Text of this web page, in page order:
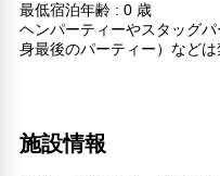
最低宿泊年齢 : 0 歳
ヘンパーティーやスタッグ
身最後のパーティー）などは
施設情報